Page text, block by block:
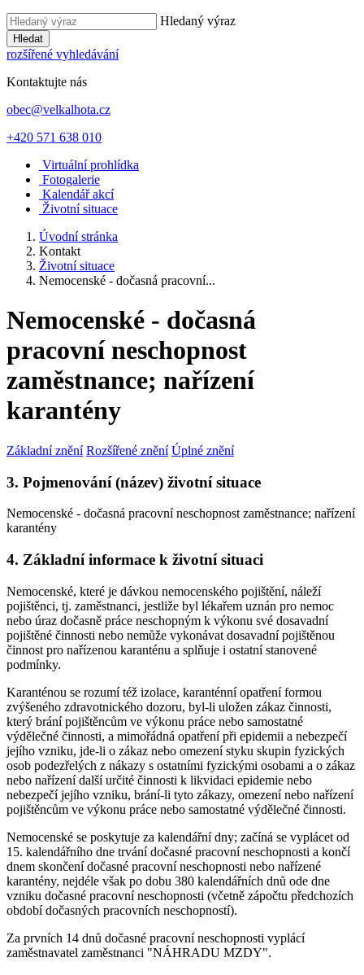
Hledaný výraz
Hledat
rozšířené vyhledávání
Kontaktujte nás
obec@velkalhota.cz
+420 571 638 010
Virtuální prohlídka
Fotogalerie
Kalendář akcí
Životní situace
Úvodní stránka
Kontakt
Životní situace
Nemocenské - dočasná pracovní...
Nemocenské - dočasná
pracovní neschopnost
zaměstnance; nařízení
karantény
Základní znění Rozšířené znění Úplné znění
3. Pojmenování (název) životní situace
Nemocenské - dočasná pracovní neschopnost zaměstnance; nařízení
karantény
4. Základní informace k životní situaci
Nemocenské, které je dávkou nemocenského pojištění, náleží
pojištěnci, tj. zaměstnanci, jestliže byl lékařem uznán pro nemoc
nebo úraz dočasně práce neschopným k výkonu své dosavadní
pojištěné činnosti nebo nemůže vykonávat dosavadní pojištěnou
činnost pro nařízenou karanténu a splňuje i ostatní stanovené
podmínky.
Karanténou se rozumí též izolace, karanténní opatření formou
zvýšeného zdravotnického dozoru, byl-li uložen zákaz činnosti,
který brání pojištěncům ve výkonu práce nebo samostatné
výdělečné činnosti, a mimořádná opatření při epidemii a nebezpečí
jejího vzniku, jde-li o zákaz nebo omezení styku skupin fyzických
osob podezřelých z nákazy s ostatními fyzickými osobami a o zákaz
nebo nařízení další určité činnosti k likvidaci epidemie nebo
nebezpečí jejího vzniku, brání-li tyto zákazy, omezení nebo nařízení
pojištěncům ve výkonu práce nebo samostatné výdělečné činnosti.
Nemocenské se poskytuje za kalendářní dny; začíná se vyplácet od
15. kalendářního dne trvání dočasné pracovní neschopnosti a končí
dnem skončení dočasné pracovní neschopnosti nebo nařízené
karantény, nejdéle však po dobu 380 kalendářních dnů ode dne
vzniku dočasné pracovní neschopnosti (včetně zápočtu předchozích
období dočasných pracovních neschopností).
Za prvních 14 dnů dočasné pracovní neschopnosti vyplácí
zaměstnavatel zaměstnanci "NÁHRADU MZDY".